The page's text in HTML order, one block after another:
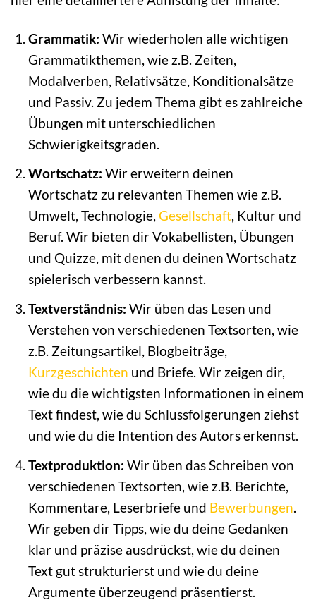
Grammatik: Wir wiederholen alle wichtigen
Grammatikthemen, wie z.B. Zeiten,
Modalverben, Relativsätze, Konditionalsätze
und Passiv. Zu jedem Thema gibt es zahlreiche
Übungen mit unterschiedlichen
Schwierigkeitsgraden.
Wortschatz: Wir erweitern deinen
Wortschatz zu relevanten Themen wie z.B.
Umwelt, Technologie, Gesellschaft, Kultur und
Beruf. Wir bieten dir Vokabellisten, Übungen
und Quizze, mit denen du deinen Wortschatz
spielerisch verbessern kannst.
Textverständnis: Wir üben das Lesen und
Verstehen von verschiedenen Textsorten, wie
z.B. Zeitungsartikel, Blogbeiträge,
Kurzgeschichten und Briefe. Wir zeigen dir,
wie du die wichtigsten Informationen in einem
Text findest, wie du Schlussfolgerungen ziehst
und wie du die Intention des Autors erkennst.
Textproduktion: Wir üben das Schreiben von
verschiedenen Textsorten, wie z.B. Berichte,
Kommentare, Leserbriefe und Bewerbungen
Wir geben dir Tipps, wie du deine Gedanken
klar und präzise ausdrückst, wie du deinen
Text gut strukturierst und wie du deine
Argumente überzeugend präsentierst.